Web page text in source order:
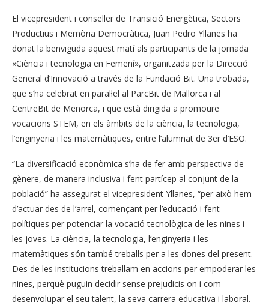
El vicepresident i conseller de Transició Energètica, Sectors
Productius i Memòria Democràtica, Juan Pedro Yllanes ha
donat la benviguda aquest matí als participants de la jornada
«Ciència i tecnologia en Femení», organitzada per la Direcció
General d’Innovació a través de la Fundació Bit. Una trobada,
que s’ha celebrat en paral·lel al ParcBit de Mallorca i al
CentreBit de Menorca, i que està dirigida a promoure
vocacions STEM, en els àmbits de la ciència, la tecnologia,
l’enginyeria i les matemàtiques, entre l’alumnat de 3er d’ESO.
“La diversificació econòmica s’ha de fer amb perspectiva de
gènere, de manera inclusiva i fent partícep al conjunt de la
població” ha assegurat el vicepresident Yllanes, “per això hem
d’actuar des de l’arrel, començant per l’educació i fent
polítiques per potenciar la vocació tecnològica de les nines i
les joves. La ciència, la tecnologia, l’enginyeria i les
matemàtiques són també treballs per a les dones del present.
Des de les institucions treballam en accions per empoderar les
nines, perquè puguin decidir sense prejudicis on i com
desenvolupar el seu talent, la seva carrera educativa i laboral.